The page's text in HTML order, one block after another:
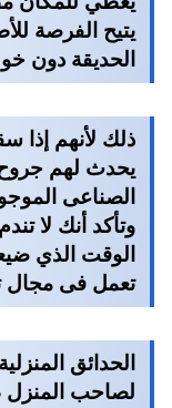
يتيح الفرصة
الحديقة دون
ذلك لأنهم إذا
يحدث لهم جروح
الصناعى
وتأكد أنك لا
الوقت الذي
تعمل فى مجال
الحدائق
لصاحب المنزل